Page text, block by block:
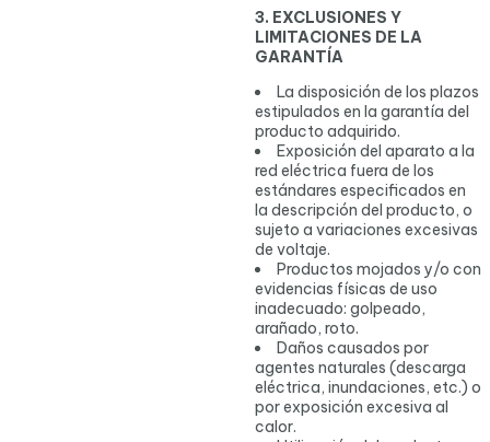
3. EXCLUSIONES Y
LIMITACIONES DE LA
GARANTÍA
La disposición de los plazos
estipulados en la garantía del
producto adquirido.
Exposición del aparato a la
red eléctrica fuera de los
estándares especificados en
la descripción del producto, o
sujeto a variaciones excesivas
de voltaje.
Productos mojados y/o con
evidencias físicas de uso
inadecuado: golpeado,
arañado, roto.
Daños causados por
agentes naturales (descarga
eléctrica, inundaciones, etc.) o
por exposición excesiva al
calor.